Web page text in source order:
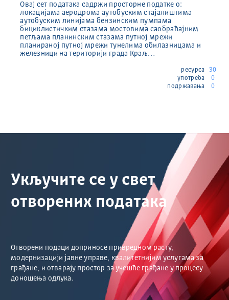
Овај сет података садржи просторне податке о:
локацијама аеродрома аутобуским стајалиштима
аутобуским линијама бензинским пумпама
бициклистичким стазама мостовима саобраћајним
петљама планинским стазама путној мрежи
планираној путној мрежи тунелима обилазницама и
железници на територији града Краљ…
ресурса
30
употреба
0
подржавања
0
Укључите се у свет
отворених података
Отворени подаци доприносе привредном расту,
модернизацији јавне управе, квалитетнијим услугама за
грађане, и отварају простор за учешће грађане у процесу
доношења одлука.